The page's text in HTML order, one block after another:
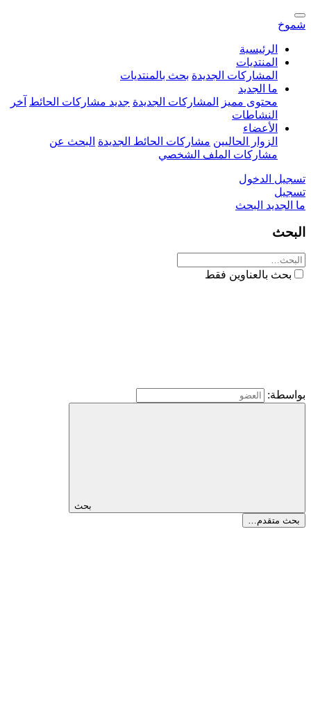
شموخ
الرئيسية
المنتديات
المشاركات الجديدة بحث بالمنتديات
ما الجديد
محتوى مميز
المشاركات الجديدة جديد مشاركات الحائط آخر
النشاطات
الأعضاء
الزوار الحاليين مشاركات الحائط الجديدة البحث عن
مشاركات الملف الشخصي
تسجيل الدخول
تسجيل
ما الجديد البحث
البحث
بحث بالعناوين فقط
بواسطة:
بحث
بحث متقدم…